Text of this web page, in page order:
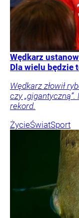
Wędkarz
Dla wielu będzie
Wędkarz złowił
czy
rekord.
ŻycieŚwiatSport